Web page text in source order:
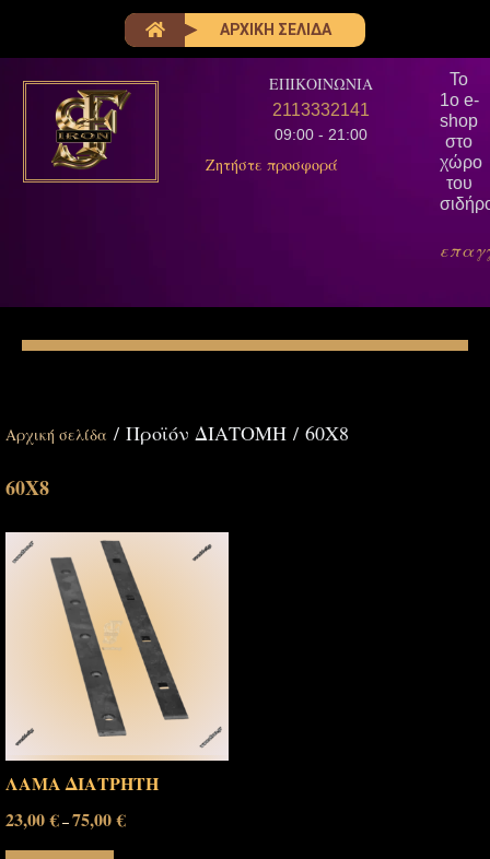
ΑΡΧΙΚΗ ΣΕΛΙΔΑ
ΕΠΙΚΟΙΝΩΝΙΑ
2113332141
09:00 - 21:00
Ζητήστε προσφορά
Το
1ο e-
shop
στο
χώρο
του
Αρχική σελίδα / Προϊόν ΔΙΑΤΟΜΗ / 60Χ8
60Χ8
ΛΑΜΑ ΔΙΑΤΡΗΤΗ
23,00€–75,00€